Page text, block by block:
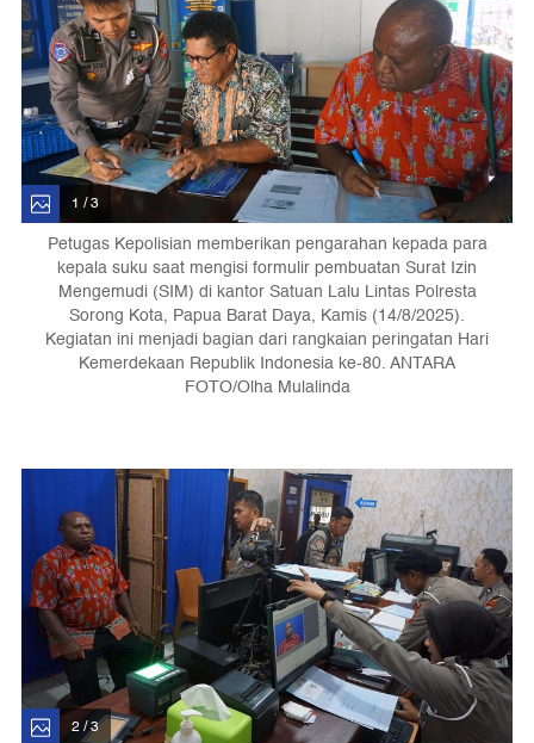
1 / 3
Petugas Kepolisian memberikan pengarahan kepada para
kepala suku saat mengisi formulir pembuatan Surat Izin
Mengemudi (SIM) di kantor Satuan Lalu Lintas Polresta
Sorong Kota, Papua Barat Daya, Kamis (14/8/2025).
Kegiatan ini menjadi bagian dari rangkaian peringatan Hari
Kemerdekaan Republik Indonesia ke-80. ANTARA
FOTO/Olha Mulalinda
2 / 3